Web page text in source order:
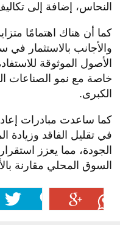
النحاس، إضافة إلى
كما أن هناك اهتمامًا
والأجانب بالاستثمار في
الأصول الموثوقة
خاصة مع نمو الصناعات
الكبرى.
كما ساعدت مبادرات
في تقليل الفاقد وزيادة
الجودة، مما يعزز
السوق المحلي مقارنة